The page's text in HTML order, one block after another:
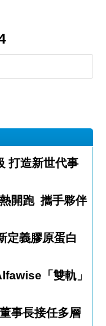
手夥伴
事長接任多層